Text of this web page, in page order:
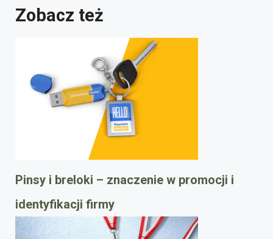
Zobacz też
Pinsy i breloki – znaczenie w promocji i
identyfikacji firmy